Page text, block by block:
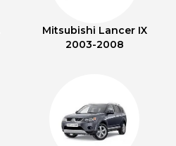
Mitsubishi Lancer IX
2003-2008